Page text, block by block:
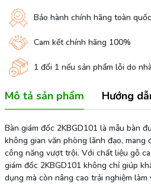
Bảo hành chính hãng toàn quốc
Cam kết chính hãng 100%
1 đổi 1 nếu sản phẩm lỗi do
Mô tả sản phẩm Hướng
Bàn giám đốc 2KBGD101 là mẫu bàn
không gian văn phòng lãnh đạo, mang
công năng vượt trội. Với chất liệu gỗ
giám đốc 2KBGD101 không chỉ giúp
dụng mà còn nâng cao trải nghiệm làm